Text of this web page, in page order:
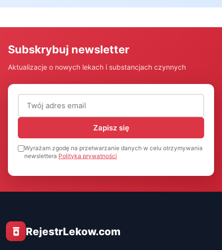
Subskrybuj newsletter
Aktualizacje o nowych lekach i substancjach czynnych
Adres email (wymagany)
Zapisz się
Wyrażam zgodę na przetwarzanie danych w celu otrzymywania
newslettera Polityka prywatności
RejestrLekow.com